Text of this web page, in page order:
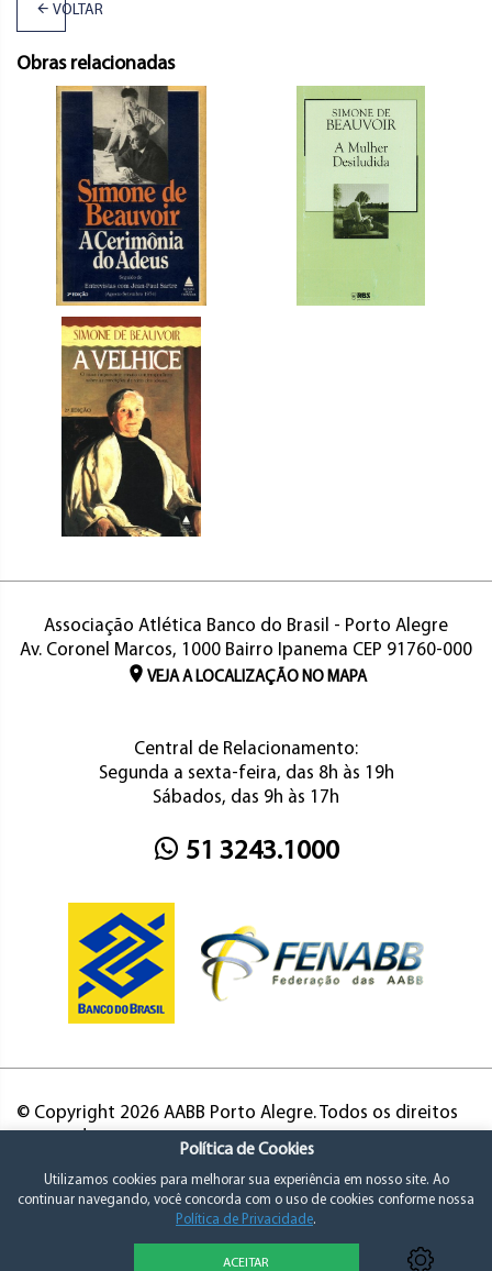
VOLTAR
Obras relacionadas
Associação Atlética Banco do Brasil - Porto Alegre
Av. Coronel Marcos, 1000 Bairro Ipanema CEP 91760-000
VEJA A LOCALIZAÇÃO NO MAPA
Central de Relacionamento:
Segunda a sexta-feira, das 8h às 19h
Sábados, das 9h às 17h
51 3243.1000
© Copyright 2026 AABB Porto Alegre. Todos os direitos
Política de Cookies
Utilizamos cookies para melhorar sua experiência em nosso site. Ao
continuar navegando, você concorda com o uso de cookies conforme nossa
Política de Privacidade.
ACEITAR